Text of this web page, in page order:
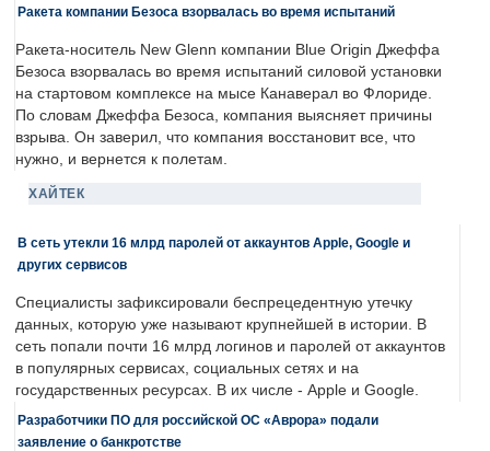
Ракета компании Безоса взорвалась во время испытаний
Ракета-носитель New Glenn компании Blue Origin Джеффа
Безоса взорвалась во время испытаний силовой установки
на стартовом комплексе на мысе Канаверал во Флориде.
По словам Джеффа Безоса, компания выясняет причины
взрыва. Он заверил, что компания восстановит все, что
нужно, и вернется к полетам.
ХАЙТЕК
В сеть утекли 16 млрд паролей от аккаунтов Apple, Google и
других сервисов
Специалисты зафиксировали беспрецедентную утечку
данных, которую уже называют крупнейшей в истории. В
сеть попали почти 16 млрд логинов и паролей от аккаунтов
в популярных сервисах, социальных сетях и на
государственных ресурсах. В их числе - Apple и Google.
Разработчики ПО для российской ОС «Аврора» подали
заявление о банкротстве